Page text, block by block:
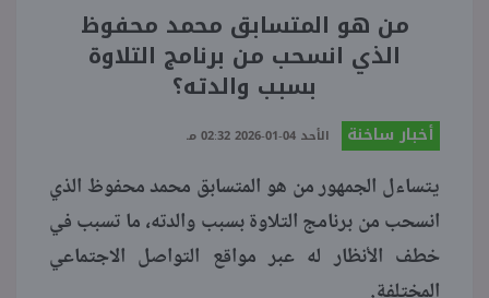
نتيجة الثانوية العامة 2026
أخبار ساخنة
بوابة الطلبة
من هو المتسابق محمد محفوظ
الذي انسحب من برنامج التلاوة
بسبب والدته؟
أخبار ساخنة الأحد 04-01-2026 02:32 مـ
يتساءل الجمهور من هو المتسابق محمد محفوظ الذي
انسحب من برنامج التلاوة بسبب والدته، ما تسبب في
خطف الأنظار له عبر مواقع التواصل الاجتماعي